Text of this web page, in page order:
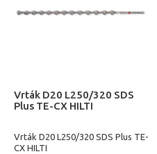
Vrták D20 L250/320 SDS
Plus TE-CX HILTI
Vrták D20 L250/320 SDS Plus TE-
CX HILTI